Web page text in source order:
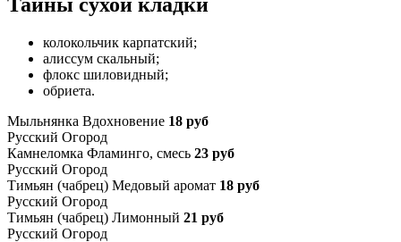
колокольчик карпатский;
алиссум скальный;
флокс шиловидный;
обриета.
Мыльнянка Вдохновение 18 руб
Русский Огород
Камнеломка Фламинго, смесь 23 руб
Русский Огород
Тимьян (чабрец) Медовый аромат 18 руб
Русский Огород
Тимьян (чабрец) Лимонный 21 руб
Русский Огород